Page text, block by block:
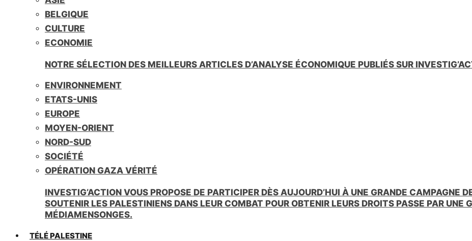
BELGIQUE
CULTURE
ECONOMIE
NOTRE SÉLECTION DES MEILLEURS ARTICLES D’ANALYSE ÉCONOMIQUE PUBLIÉS SUR
ENVIRONNEMENT
ETATS-UNIS
EUROPE
MOYEN-ORIENT
NORD-SUD
SOCIÉTÉ
OPÉRATION GAZA VÉRITÉ
INVESTIG’ACTION VOUS PROPOSE DE PARTICIPER DÈS AUJOURD’HUI À UNE GRANDE CAMPAGNE
SOUTENIR LES PALESTINIENS DANS LEUR COMBAT POUR OBTENIR LEURS DROITS PASSE PAR
MÉDIAMENSONGES.
TÉLÉ PALESTINE